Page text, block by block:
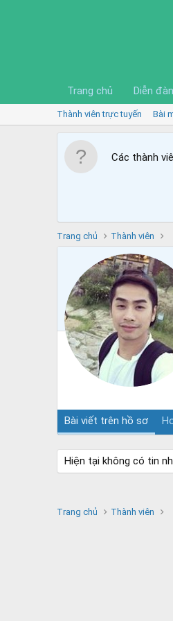
Trang chủ Diễn đàn
Thành viên trực tuyến Bài
Các thành
Trang chủ Thành viên
Bài viết trên hồ sơ
Hiện tại không có tin
Trang chủ Thành viên